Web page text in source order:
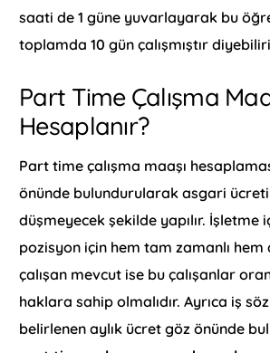
saati de 1 güne yuvarlayarak bu
toplamda 10 gün çalışmıştır
Part Time Çalışma
Hesaplanır?
Part time çalışma maaşı
önünde bulundurularak asgari
düşmeyecek şekilde yapılır. İşletme
pozisyon için hem tam zamanlı hem
çalışan mevcut ise bu çalışanlar
haklara sahip olmalıdır. Ayrıca iş
belirlenen aylık ücret göz önünde